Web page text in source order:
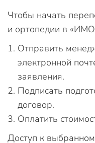
Чтобы начать
и ортопедии в
Отправить
электронной
заявления.
Подписать
договор.
Оплатить
Доступ к